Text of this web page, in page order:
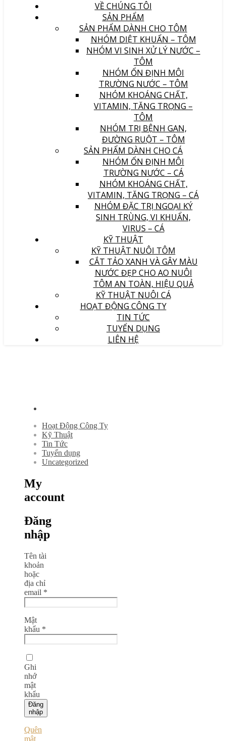
VỀ CHÚNG TÔI
SẢN PHẨM
SẢN PHẨM DÀNH CHO TÔM
NHÓM DIỆT KHUẨN – TÔM
NHÓM VI SINH XỬ LÝ NƯỚC –
TÔM
NHÓM ỔN ĐỊNH MÔI
TRƯỜNG NƯỚC – TÔM
NHÓM KHOÁNG CHẤT,
VITAMIN, TĂNG TRỌNG –
TÔM
NHÓM TRỊ BỆNH GAN,
ĐƯỜNG RUỘT – TÔM
SẢN PHẨM DÀNH CHO CÁ
NHÓM ỔN ĐỊNH MÔI
TRƯỜNG NƯỚC – CÁ
NHÓM KHOÁNG CHẤT,
VITAMIN, TĂNG TRỌNG – CÁ
NHÓM ĐẶC TRỊ NGOẠI KÝ
SINH TRÙNG, VI KHUẨN,
VIRUS – CÁ
KỸ THUẬT
KỸ THUẬT NUÔI TÔM
CẮT TẢO XANH VÀ GÂY MÀU
NƯỚC ĐẸP CHO AO NUÔI
TÔM AN TOÀN, HIỆU QUẢ
KỸ THUẬT NUÔI CÁ
HOẠT ĐỘNG CÔNG TY
TIN TỨC
TUYỂN DỤNG
LIÊN HỆ
Hoạt Động Công Ty
Kỹ Thuật
Tin Tức
Tuyển dụng
Uncategorized
My
account
Đăng
nhập
Tên tài
khoản
hoặc
địa chỉ
email *
Mật
khẩu *
Ghi
nhớ
mật
khẩu
Đăng
nhập
Quên
mật